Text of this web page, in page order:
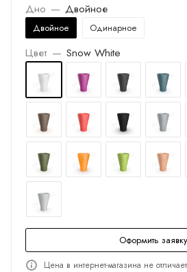
Дно — Двойное
Двойное Одинарное
Цвет — Snow White
Оформить заявку
Цена в интернет-магазина не